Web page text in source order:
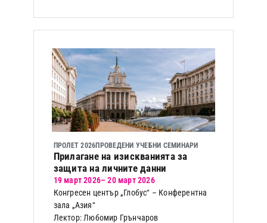
ПРОЛЕТ 2026ПРОВЕДЕНИ УЧЕБНИ СЕМИНАРИ
Прилагане на изискванията за
защита на личните данни
19 март 2026– 20 март 2026
Конгресен център „Глобус“ – Конферентна
зала „Азия“
Лектор: Любомир Грънчаров